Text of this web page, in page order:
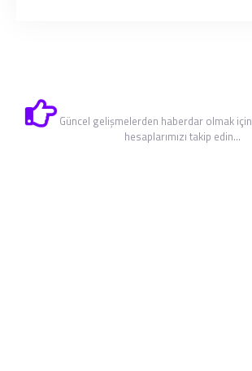
Güncel gelişmelerden haberdar olmak için
hesaplarımızı takip edin...